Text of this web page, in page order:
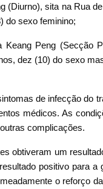
(Diurno), sita na Rua
do sexo feminino;
Peng (Secção
dez (10) do sexo
de infecção do
médicos. As
complicações.
obtiveram um
positivo para a
o reforço